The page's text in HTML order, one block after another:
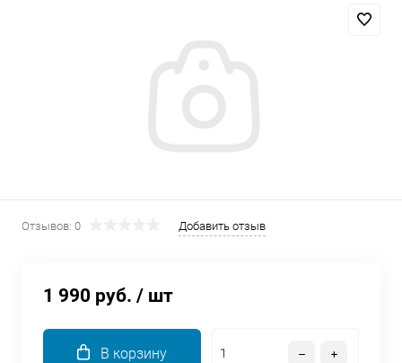
Отзывов: 0 Добавить отзыв
1 990 руб. / шт
В корзину
выбранный способом
списываться
по25% каждые 2 недели